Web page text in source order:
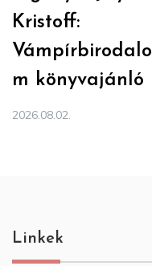
Kristoff:
Vámpírbirodalo
m könyvajánló
2026.08.02.
Linkek